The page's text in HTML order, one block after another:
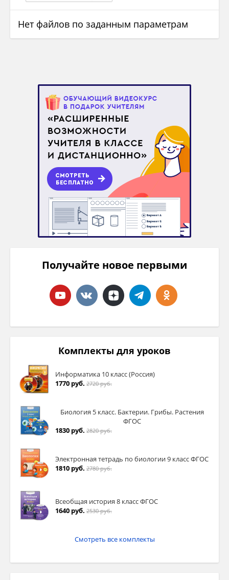
Нет файлов по заданным параметрам
Получайте новое первыми
Комплекты для уроков
Информатика 10 класс (Россия)
1770 руб. 2720 руб.
Биология 5 класс. Бактерии. Грибы. Растения
ФГОС
1830 руб. 2820 руб.
Электронная тетрадь по биологии 9 класс ФГОС
1810 руб. 2780 руб.
Всеобщая история 8 класс ФГОС
1640 руб. 2530 руб.
Смотреть все комплекты